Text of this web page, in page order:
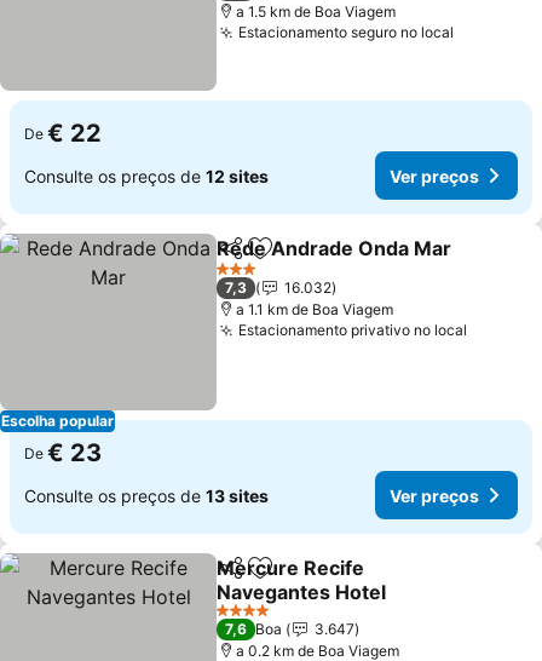
a 1.5 km de Boa Viagem
Estacionamento seguro no local
De € 22
Consulte os preços de 12 sites Ver preços
Escolha popular
PartilharAdicionar aos favoritos
Rede Andrade Onda Mar
3 Estrelas
7,3
16.032
a 1.1 km de Boa Viagem
Estacionamento privativo no local
De € 23
Consulte os preços de 13 sites Ver preços
PartilharAdicionar aos favoritos
Mercure Recife
Navegantes Hotel
Ver preços
4 Estrelas
7,6 Boa
3.647
a 0.2 km de Boa Viagem